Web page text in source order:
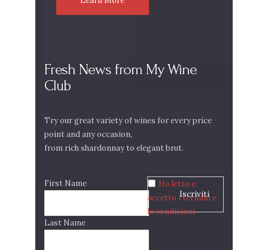
Fresh News from My Wine
Club
Try our great variety of wines for every price
point and any occasion,
from rich shardonnay to elegant brut.
First Name
Last Name
Ho letto e
accetto i termini e
le condizioni